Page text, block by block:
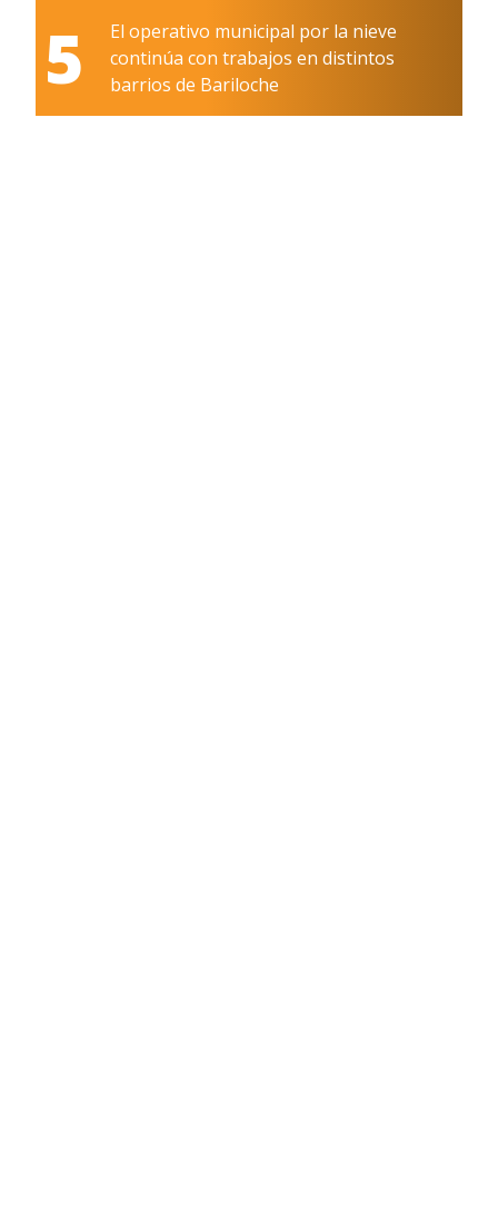
5
El operativo municipal por la nieve
continúa con trabajos en distintos
barrios de Bariloche